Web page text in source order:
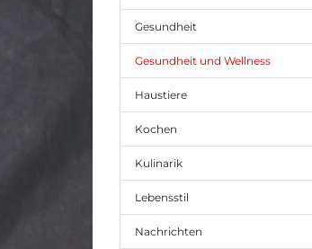
Gesundheit
Gesundheit und Wellness
Haustiere
Kochen
Kulinarik
Lebensstil
Nachrichten